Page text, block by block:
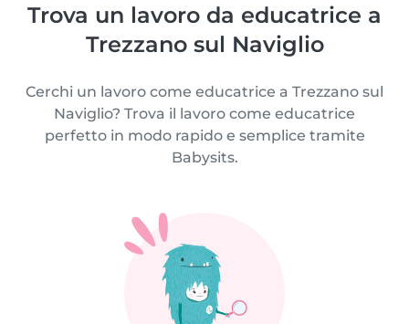
Trova un lavoro da educatrice a
Trezzano sul Naviglio
Cerchi un lavoro come educatrice a Trezzano sul
Naviglio? Trova il lavoro come educatrice
perfetto in modo rapido e semplice tramite
Babysits.